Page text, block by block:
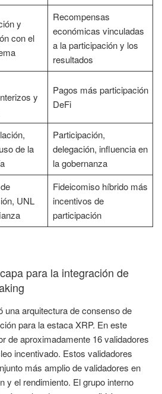
y
con el
Recompensas
económicas vinculadas
a la participación y los
resultados
y
Pagos más participación
DeFi
de la
Participación,
delegación, influencia en
la gobernanza
UNL
Fideicomiso híbrido más
incentivos de
participación
para la integración de
una arquitectura de consenso de
para la estaca XRP. En este
de aproximadamente 16 validadores
incentivado. Estos validadores
más amplio de validadores en
y el rendimiento. El grupo interno